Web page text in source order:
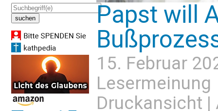
Papst will
15. Februar
Lesermeinung
Druckansicht |